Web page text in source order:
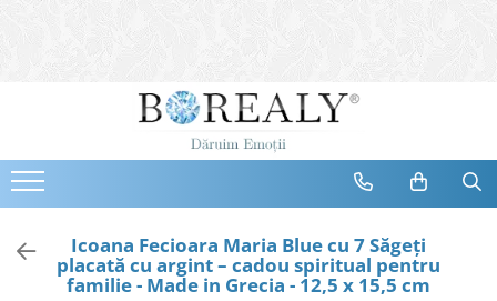
Bijuterii
Cercei
Bratari
Coliere
Seturi
Icoana Fecioara Maria Blue cu 7 Săgeți
placată cu argint – cadou spiritual pentru
familie - Made in Grecia - 12,5 x 15,5 cm